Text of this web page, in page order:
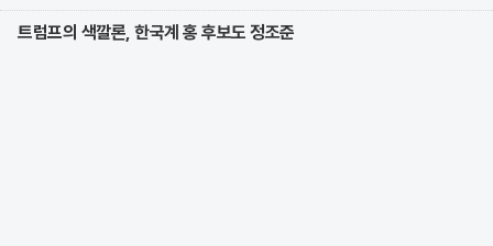
트럼프의 색깔론, 한국계 홍 후보도 정조준